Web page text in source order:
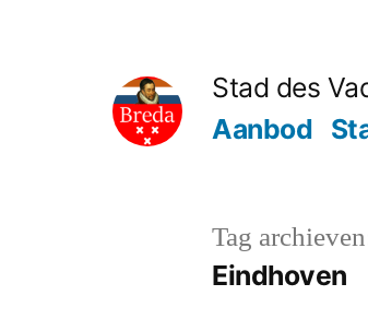
Stad des
Aanbod
Tag
Eindhoven